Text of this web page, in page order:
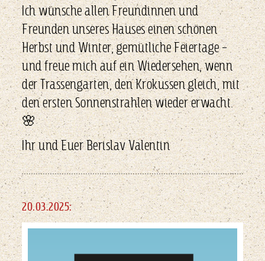
Ich wünsche allen Freundinnen und
Freunden unseres Hauses einen schönen
Herbst und Winter, gemütliche Feiertage –
und freue mich auf ein Wiedersehen, wenn
der Trassengarten, den Krokussen gleich, mit
den ersten Sonnenstrahlen wieder erwacht.
🌸
Ihr und Euer Berislav Valentin
20.03.2025: